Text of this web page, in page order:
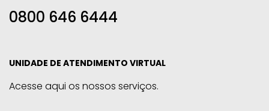
0800 646 6444
UNIDADE DE ATENDIMENTO VIRTUAL
Acesse aqui os nossos serviços.